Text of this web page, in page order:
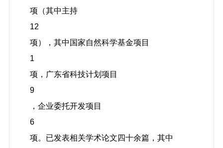
项（其中主持
12
项），其中国家自然科学基金项目
1
项，广东省科技计划项目
9
，企业委托开发项目
6
项。已发表相关学术论文四十余篇，其中